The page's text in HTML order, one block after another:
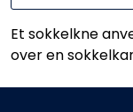
Et sokkelkne
over en